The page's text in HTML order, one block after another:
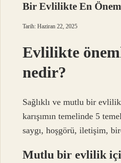
Bir Evlilikte En
Tarih: Haziran 22, 2025
Evlilikte
nedir?
Sağlıklı ve mutlu bir
karışımın temelinde 5
saygı, hoşgörü, iletişim,
Mutlu bir evlilik